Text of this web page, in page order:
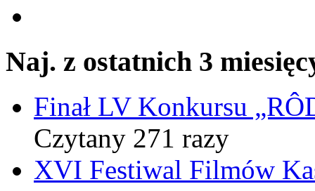
Naj. z ostatnich 3
Finał LV Konkursu
Czytany 271 razy
XVI Festiwal Filmów